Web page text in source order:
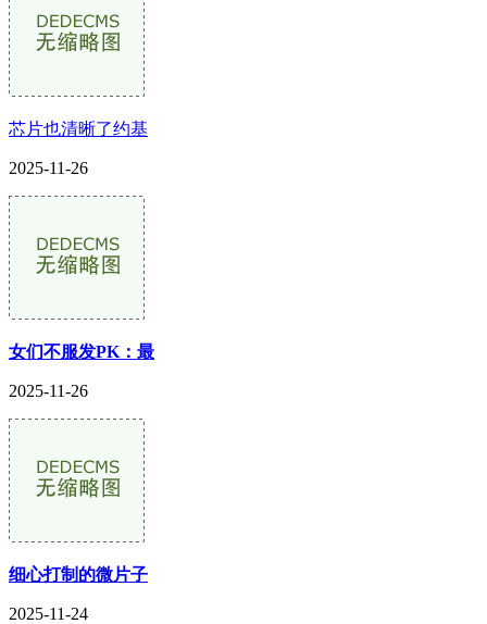
芯片也清晰了约基
2025-11-26
女们不服发PK：最
2025-11-26
细心打制的微片子
2025-11-24